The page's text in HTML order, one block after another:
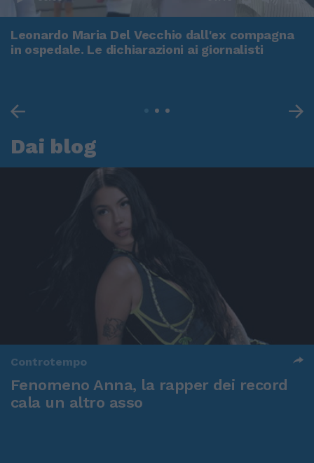
Leonardo Maria Del Vecchio dall'ex compagna
in ospedale. Le dichiarazioni ai giornalisti
Dai blog
Controtempo
Fenomeno Anna, la rapper dei record
cala un altro asso